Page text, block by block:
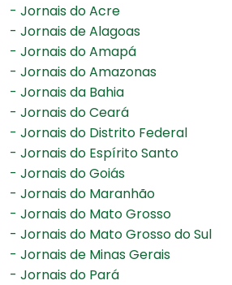
- Jornais do Acre
- Jornais de Alagoas
- Jornais do Amapá
- Jornais do Amazonas
- Jornais da Bahia
- Jornais do Ceará
- Jornais do Distrito Federal
- Jornais do Espírito Santo
- Jornais do Goiás
- Jornais do Maranhão
- Jornais do Mato Grosso
- Jornais do Mato Grosso do Sul
- Jornais de Minas Gerais
- Jornais do Pará